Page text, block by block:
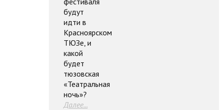
будут
идти в
Красноярском
ТЮЗе, и
какой
будет
тюзовская
«Театральная
ночь»?
Далее...